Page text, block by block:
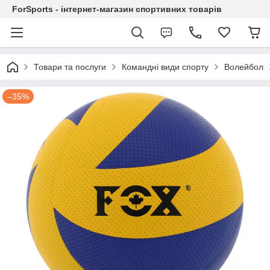
ForSports - інтернет-магазин спортивних товарів
Товари та послуги Командні види спорту Волейбол
–35%